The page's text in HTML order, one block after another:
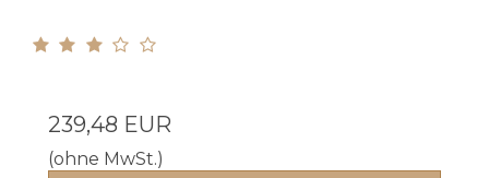
239,48 EUR
(ohne MwSt.)